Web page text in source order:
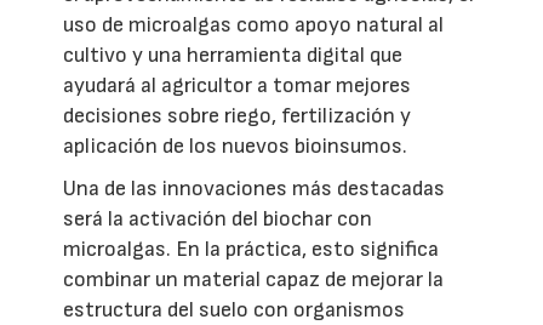
uso de microalgas como apoyo natural al
cultivo y una herramienta digital que
ayudará al agricultor a tomar mejores
decisiones sobre riego, fertilización y
aplicación de los nuevos bioinsumos.
Una de las innovaciones más destacadas
será la activación del biochar con
microalgas. En la práctica, esto significa
combinar un material capaz de mejorar la
estructura del suelo con organismos